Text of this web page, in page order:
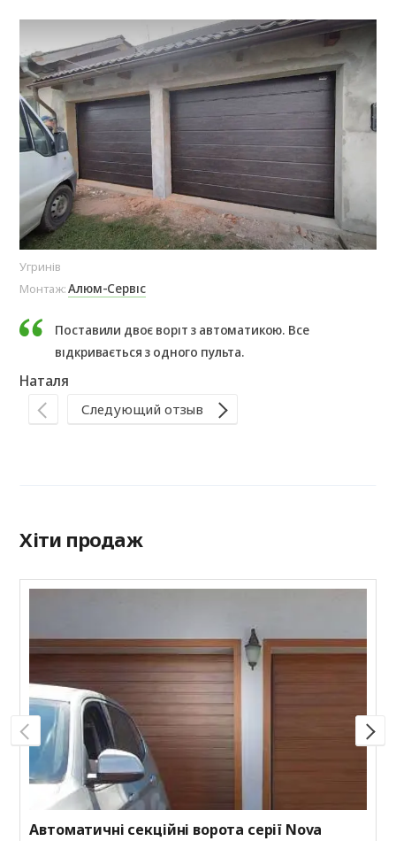
Угринів
Монтаж:Алюм-Сервіс
Поставили двоє воріт з автоматикою. Все
відкривається з одного пульта.
Наталя
Следующий отзыв
Хіти продаж
Автоматичні секційні ворота серії Nova